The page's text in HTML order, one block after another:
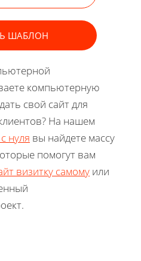
ШАБЛОН
компьютерную
свой сайт для
На нашем
нуля вы найдете массу
помогут вам
визитку самому или